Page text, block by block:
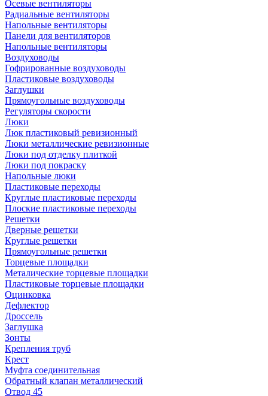
Осевые вентиляторы
Радиальные вентиляторы
Напольные вентиляторы
Панели для вентиляторов
Напольные вентиляторы
Воздуховоды
Гофрированные воздуховоды
Пластиковые воздуховоды
Заглушки
Прямоугольные воздуховоды
Регуляторы скорости
Люки
Люк пластиковый ревизионный
Люки металлические ревизионные
Люки под отделку плиткой
Люки под покраску
Напольные люки
Пластиковые переходы
Круглые пластиковые переходы
Плоские пластиковые переходы
Решетки
Дверные решетки
Круглые решетки
Прямоугольные решетки
Торцевые площадки
Металические торцевые площадки
Пластиковые торцевые площадки
Оцинковка
Дефлектор
Дроссель
Заглушка
Зонты
Крепления труб
Крест
Муфта соединительная
Обратный клапан металлический
Отвод 45